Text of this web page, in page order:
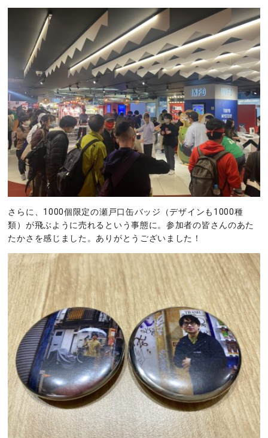
さらに、1000個限定の瀬戸口缶バッジ（デザインも1000種
類）が飛ぶように売れるという事態に。参加者の皆さんのあた
たかさを感じました。ありがとうございました！